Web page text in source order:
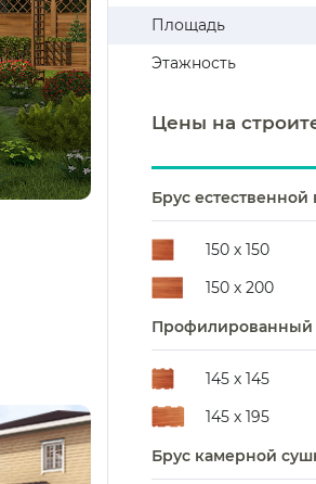
Площадь
Этажность
Цены на
Брус естественной
150 х 150
150 х 200
Профилированный
145 х 145
145 х 195
Брус камерной